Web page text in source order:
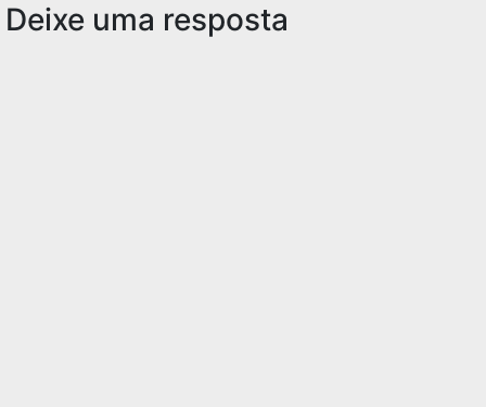
Deixe uma resposta